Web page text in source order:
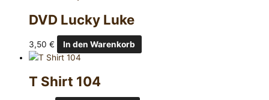
DVD Lucky Luke
3,50 € In den Warenkorb
T Shirt 104